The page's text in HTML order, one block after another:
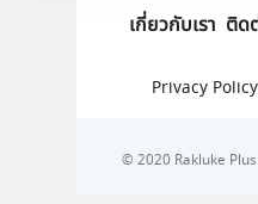
เกี่ยวกับเรา ติด
Privacy Policy
© 2020 Rakluke Plus